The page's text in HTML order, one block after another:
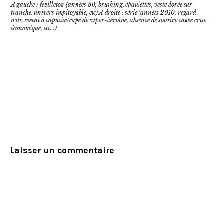
A gauche : feuilleton (années 80, brushing, épaulettes, veste dorée sur
tranche, univers impitoyable, etc) A droite : série (années 2010, regard
noir, sweat à capuche/cape de super-héroïne, absence de sourire cause crise
économique, etc…)
Laisser un commentaire